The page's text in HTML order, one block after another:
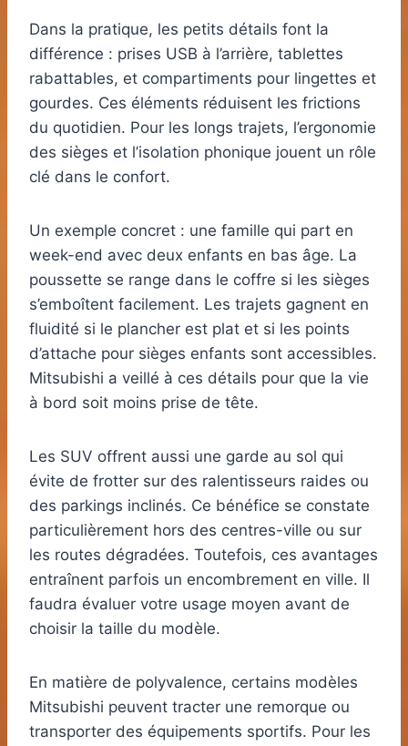
Dans la pratique, les petits détails font la
différence : prises USB à l’arrière, tablettes
rabattables, et compartiments pour lingettes et
gourdes. Ces éléments réduisent les frictions
du quotidien. Pour les longs trajets, l’ergonomie
des sièges et l’isolation phonique jouent un rôle
clé dans le confort.
Un exemple concret : une famille qui part en
week-end avec deux enfants en bas âge. La
poussette se range dans le coffre si les sièges
s’emboîtent facilement. Les trajets gagnent en
fluidité si le plancher est plat et si les points
d’attache pour sièges enfants sont accessibles.
Mitsubishi a veillé à ces détails pour que la vie
à bord soit moins prise de tête.
Les SUV offrent aussi une garde au sol qui
évite de frotter sur des ralentisseurs raides ou
des parkings inclinés. Ce bénéfice se constate
particulièrement hors des centres-ville ou sur
les routes dégradées. Toutefois, ces avantages
entraînent parfois un encombrement en ville. Il
faudra évaluer votre usage moyen avant de
choisir la taille du modèle.
En matière de polyvalence, certains modèles
Mitsubishi peuvent tracter une remorque ou
transporter des équipements sportifs. Pour les